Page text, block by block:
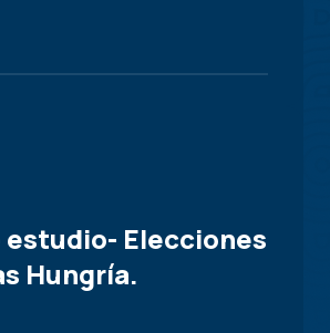
estudio- Elecciones
Hungría.